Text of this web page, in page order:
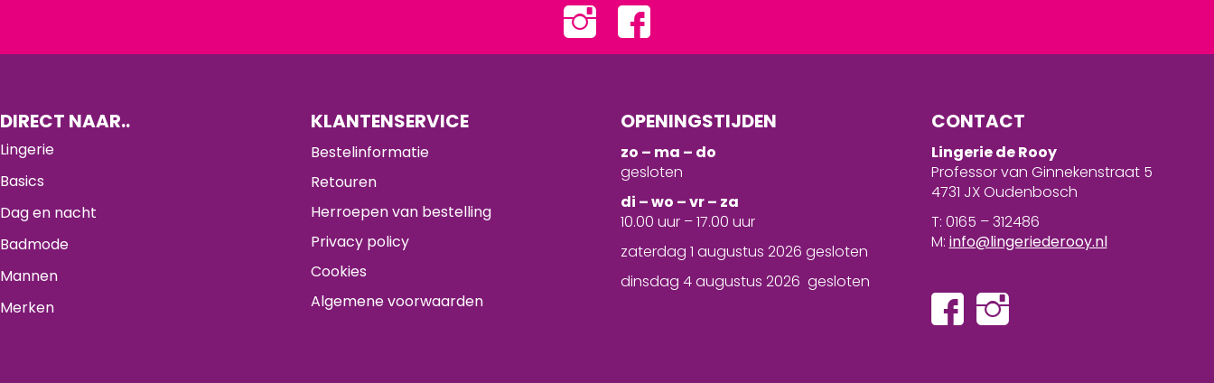
DIRECT NAAR..
Lingerie
Basics
Dag en nacht
Badmode
Mannen
Merken
KLANTENSERVICE
Bestelinformatie
Retouren
Herroepen van bestelling
Privacy policy
Cookies
Algemene voorwaarden
OPENINGSTIJDEN
zo – ma – do
gesloten
di – wo – vr – za
10.00 uur – 17.00 uur
zaterdag 1 augustus 2026 gesloten
dinsdag 4 augustus 2026 gesloten
CONTACT
Lingerie de Rooy
Professor van Ginnekenstraat 5
4731 JX Oudenbosch
T: 0165 – 312486
M: info@lingeriederooy.nl